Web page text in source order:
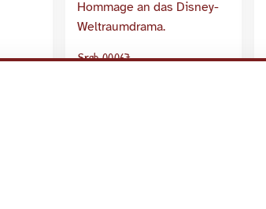
Srab 00067